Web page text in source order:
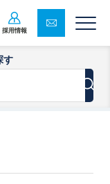
採用情報
す